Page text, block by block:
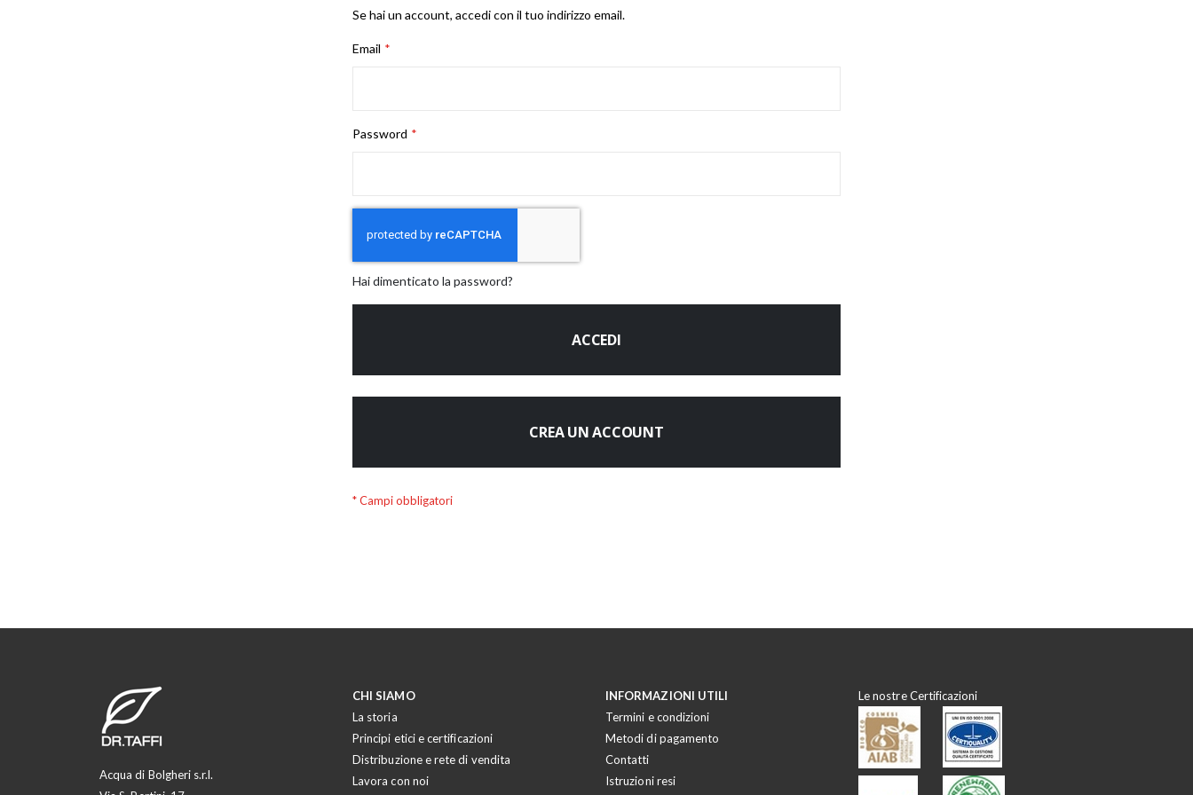
Se hai un account, accedi con il tuo indirizzo email.
Email
Password
Hai dimenticato la password?
ACCEDI
CREA UN ACCOUNT
Acqua di Bolgheri s.r.l.
CHI SIAMO
La storia
Principi etici e certificazioni
Distribuzione e rete di vendita
Lavora con noi
INFORMAZIONI UTILI
Termini e condizioni
Metodi di pagamento
Contatti
Istruzioni resi
Le nostre Certificazioni